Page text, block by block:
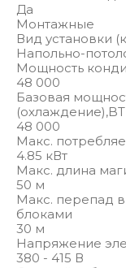
Да
Монтажные
Вид установки
Напольно-
Мощность
48 000
Базовая
48 000
Макс.
4.85 кВт
Макс. длина
50 м
Макс. перепад
блоками
30 м
Напряжение
380 - 415 В